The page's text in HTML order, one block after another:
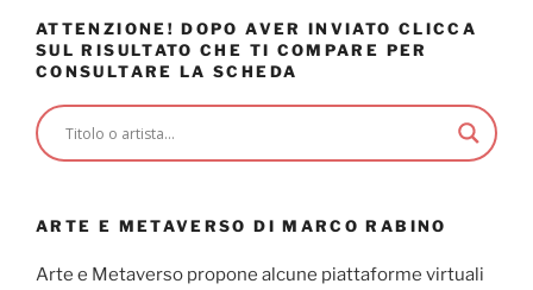
ATTENZIONE! DOPO AVER INVIATO CLICCA
SUL RISULTATO CHE TI COMPARE PER
CONSULTARE LA SCHEDA
ARTE E METAVERSO DI MARCO RABINO
Arte e Metaverso propone alcune piattaforme virtuali